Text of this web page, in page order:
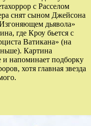
с Расселом
снят сыном Джейсона
дьявола»
где Кроу бьется с
Ватикана» (на
Картина
и напоминает подборку
хотя главная звезда